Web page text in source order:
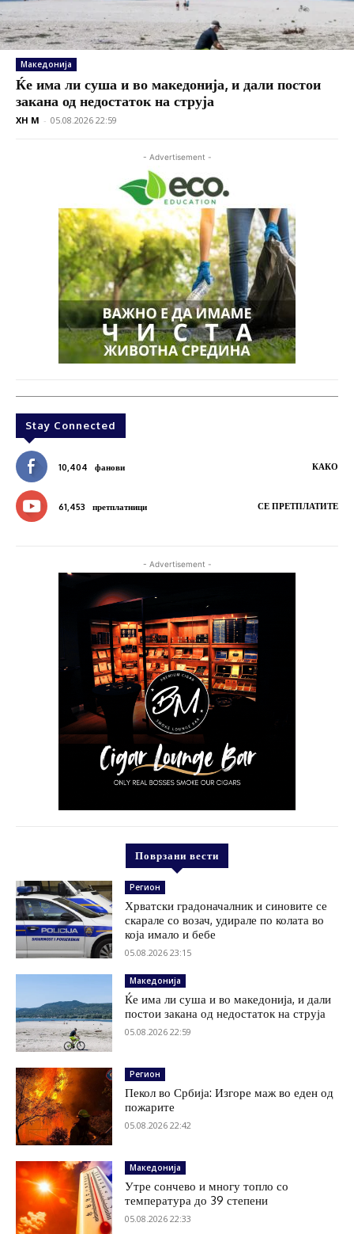
Македонија
Ќе има ли суша и во македонија, и дали постои
закана од недостаток на струја
XH M - 05.08.2026 22:59
- Advertisement -
Stay Connected
10,404 фанови КАКО
61,453 претплатници СЕ ПРЕТПЛАТИТЕ
- Advertisement -
Поврзани вести
Регион
Хрватски градоначалник и синовите се
скарале со возач, удирале по колата во
која имало и бебе
05.08.2026 23:15
Македонија
Ќе има ли суша и во македонија, и дали
постои закана од недостаток на струја
05.08.2026 22:59
Регион
Пекол во Србија: Изгоре маж во еден од
пожарите
05.08.2026 22:42
Македонија
Утре сончево и многу топло со
температура до 39 степени
05.08.2026 22:33